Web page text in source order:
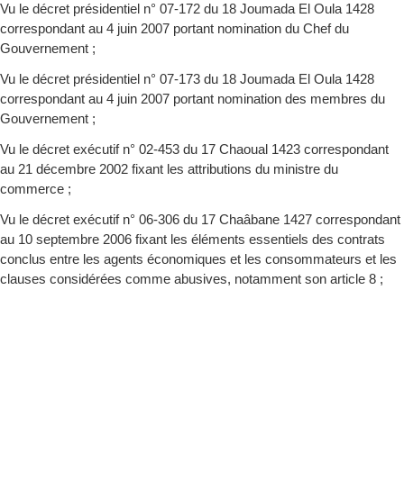
Vu le décret présidentiel n° 07-172 du 18 Joumada El Oula 1428
correspondant au 4 juin 2007 portant nomination du Chef du
Gouvernement ;
Vu le décret présidentiel n° 07-173 du 18 Joumada El Oula 1428
correspondant au 4 juin 2007 portant nomination des membres du
Gouvernement ;
Vu le décret exécutif n° 02-453 du 17 Chaoual 1423 correspondant
au 21 décembre 2002 fixant les attributions du ministre du
commerce ;
Vu le décret exécutif n° 06-306 du 17 Chaâbane 1427 correspondant
au 10 septembre 2006 fixant les éléments essentiels des contrats
conclus entre les agents économiques et les consommateurs et les
clauses considérées comme abusives, notamment son article 8 ;